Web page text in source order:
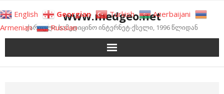
to
content
www.medgeo.net
ქართული სამედიცინო ინტერნეტ-ქსელი, 1996 წლიდან
English Georgian Turkish
Azerbaijani
Armenian
Russian